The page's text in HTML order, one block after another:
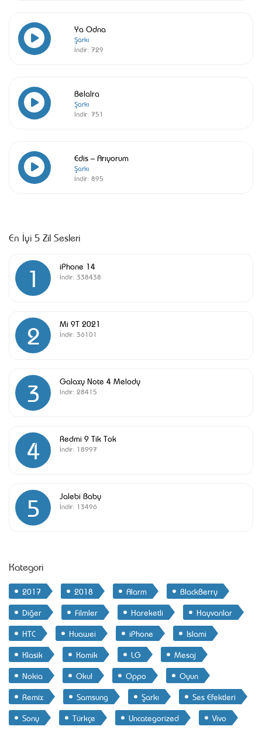
Ya Odna
Şarkı
İndir: 729
Belalra
Şarkı
İndir: 751
Edis – Arıyorum
Şarkı
İndir: 895
En İyi 5 Zil Sesleri
1 iPhone 14
İndir: 338438
2 Mi 9T 2021
İndir: 36101
3 Galaxy Note 4 Melody
İndir: 28415
4 Redmi 9 Tik Tok
İndir: 18997
5 Jalebi Baby
İndir: 13496
Kategori
2017 2018 Alarm
BlackBerry
Diğer
Filmler Hareketli
Hayvanlar
HTC
Huawei iPhone
Islami
Klasik
Komik LG
Mesaj
Nokia
Okul Oppo
Oyun
Remix
Samsung Şarkı
Ses Efektleri
Sony
Türkçe Uncategorized Vivo